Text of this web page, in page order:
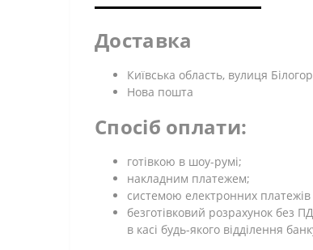
Доставка
Київська область, вулиця
Нова пошта
Спосіб оплати:
готівкою в шоу-румі;
накладним платежем;
системою електронних
безготівковий розрахунок без
в касі будь-якого відділення